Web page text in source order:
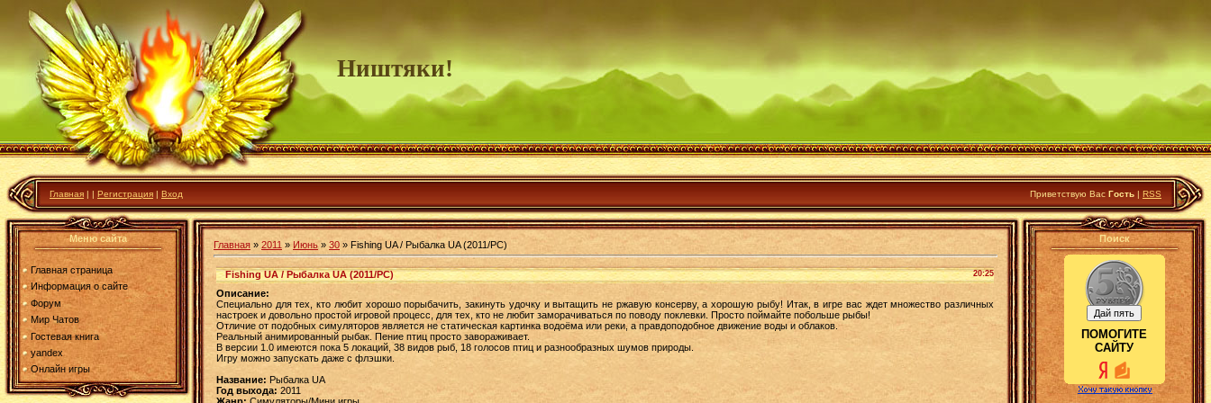
Ништяки!
Главная | | Регистрация | Вход Приветствую Вас Гость | RSS
Меню сайта
Главная страница
Информация о сайте
Форум
Мир Чатов
Гостевая книга
yandex
Онлайн игры
Главная » 2011 » Июнь » 30 » Fishing UA / Рыбалка UA (2011/PC)
20:25
Fishing UA / Рыбалка UA (2011/PC)
Описание:
Специально для тех, кто любит хорошо порыбачить, закинуть удочку и вытащить не ржавую консерву, а хорошую рыбу! Итак, в игре вас ждет множество различных
настроек и довольно простой игровой процесс, для тех, кто не любит заморачиваться по поводу поклевки. Просто поймайте побольше рыбы!
Отличие от подобных симуляторов является не статическая картинка водоёма или реки, а правдоподобное движение воды и облаков.
Реальный анимированный рыбак. Пение птиц просто завораживает.
В версии 1.0 имеются пока 5 локаций, 38 видов рыб, 18 голосов птиц и разнообразных шумов природы.
Игру можно запускать даже с флэшки.
Название: Рыбалка UA
Год выхода: 2011
Поиск
ПОМОГИТЕ
САЙТУ